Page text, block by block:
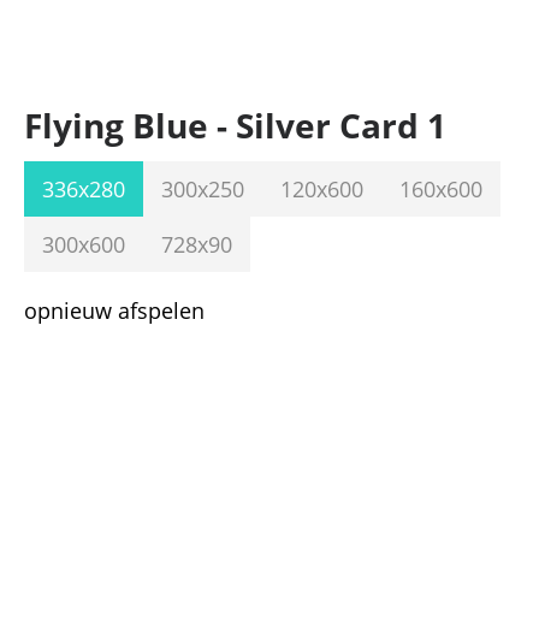
Flying Blue - Silver Card 1
336x280 300x250 120x600
160x600
300x600
728x90
opnieuw afspelen